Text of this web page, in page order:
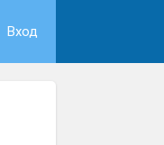
Вход